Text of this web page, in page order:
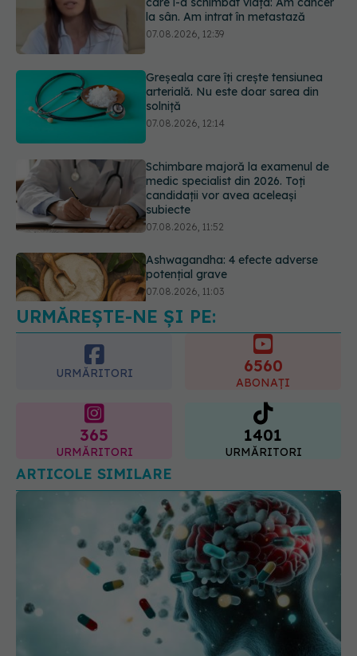
arterială. Nu este doar sarea din
solniță
Schimbare majoră la examenul de
medic specialist din 2026. Toți
candidații vor avea aceleași
Ashwagandha: 4 efecte adverse
potențial grave
07.08.2026, 11:03
Ți-ai mărit buzele? Cele 4 greșeli
care pot strica rezultatul după
07.08.2026, 13:54
URMĂREȘTE-NE ȘI PE:
URMĂRITORI
ABONAȚI
365
URMĂRITORI
1401
URMĂRITORI
ARTICOLE SIMILARE
FDA a aprobat primul tratament pentru
Alzheimer care poate fi administrat de pacient,